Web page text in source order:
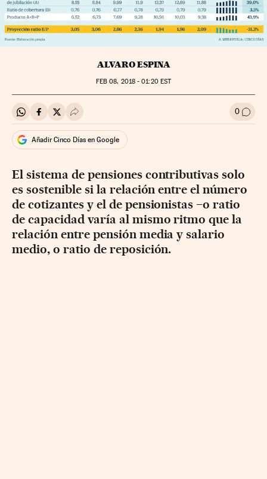
ALVARO ESPINA
FEB 08, 2018 - 01:20EST
Compartir en Whatsapp
Compartir en Facebook
Compartir en Twitter
Desplegar Redes Sociales 0 Ir a
Añadir Cinco Días en Google
El sistema de pensiones contributivas solo
es sostenible si la relación entre el número
de cotizantes y el de pensionistas –o ratio
de capacidad varía al mismo ritmo que la
relación entre pensión media y salario
medio, o ratio de reposición.